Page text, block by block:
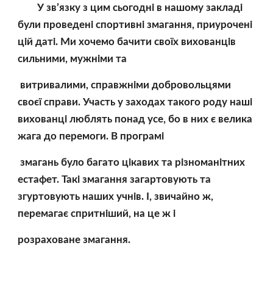
        У зв’язку з цим сьогодні в нашому закладі
були проведені спортивні змагання, приурочені
цій даті. Ми хочемо бачити своїх вихованців
сильними, мужніми та
своєї справи. Участь у заходах такого роду наші
вихованці люблять понад усе, бо в них є велика
жага до перемоги. В програмі
змагань було багато цікавих та різноманітних
естафет. Такі змагання загартовують та
згуртовують наших учнів. І, звичайно ж,
перемагає спритніший, на це ж і
розраховане змагання.